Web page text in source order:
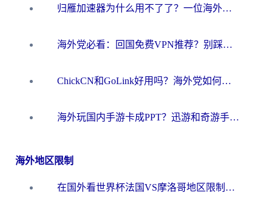
归雁加速器为什么用不了了？一位海外游子的真实困惑与技术解答
海外党必看：回国免费VPN推荐？别踩坑！教你选对加速器无缝刷国内资源
ChickCN和GoLink好用吗？海外党如何选对回国加速器
海外玩国内手游卡成PPT？迅游和奇游手游哪个好？一篇讲透回国加速器怎么选
海外地区限制
在国外看世界杯法国VS摩洛哥地区限制？这篇指南让你流畅看中文解说无压力